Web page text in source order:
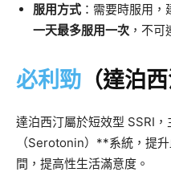
服用方式 ：需要時服用
一天最多服用一次 ，不
必利勁 （達泊
達泊西汀屬於短效型 SSRI
（Serotonin）**系統，提
間，提高性生活滿意度。